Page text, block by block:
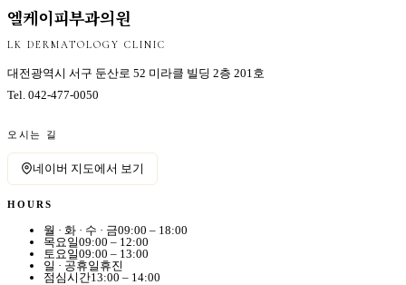
엘케이피부과의원
LK DERMATOLOGY CLINIC
대전광역시 서구 둔산로 52 미라클 빌딩 2층 201호
Tel. 042-477-0050
오시는 길
네이버 지도에서 보기
HOURS
월 · 화 · 수 · 금09:00 – 18:00
목요일09:00 – 12:00
토요일09:00 – 13:00
일 · 공휴일 휴진
점심시간13:00 – 14:00